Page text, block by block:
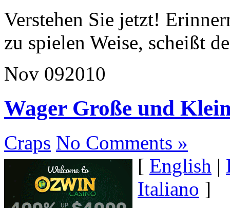
Verstehen Sie jetzt!
zu spielen Weise, scheißt
Nov 092010
Wager Große und
Craps No Comments »
[ English |
Italiano ]